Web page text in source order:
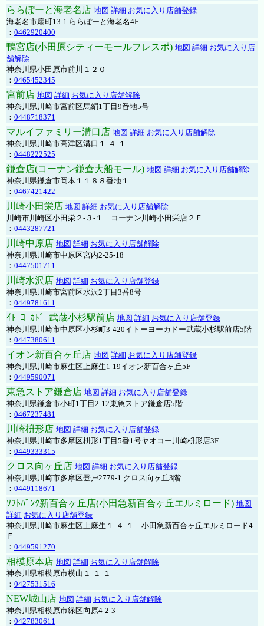
ららぽーと海老名店 地図 詳細 お気に入り店舗登録
海老名市扇町13-1 ららぽーと海老名4F
： 0462920400
鴨宮店(小田原シティーモールフレスポ) 地図 詳細 お気に入り店
舗解除
神奈川県小田原市前川１２０
： 0465452345
宮前店 地図 詳細 お気に入り店舗解除
神奈川県川崎市宮前区馬絹1丁目9番地5号
： 0448718371
マルイファミリー溝口店 地図 詳細 お気に入り店舗解除
神奈川県川崎市高津区溝口１-４-１
： 0448222525
鎌倉店(コーナン鎌倉大船モール) 地図 詳細 お気に入り店舗解除
神奈川県鎌倉市岡本１１８８番地１
： 0467421422
川崎小田栄店 地図 詳細 お気に入り店舗解除
川崎市川崎区小田栄２‐３‐１ コーナン川崎小田栄店２Ｆ
： 0443287721
川崎中原店 地図 詳細 お気に入り店舗解除
神奈川県川崎市中原区宮内2-25-18
： 0447501711
川崎水沢店 地図 詳細 お気に入り店舗登録
神奈川県川崎市宮前区水沢2丁目3番8号
： 0449781611
ｲﾄｰﾖｰｶﾄﾞｰ武蔵小杉駅前店 地図 詳細 お気に入り店舗登録
神奈川県川崎市中原区小杉町3-420イトーヨーカドー武蔵小杉駅前店5階
： 0447380611
イオン新百合ヶ丘店 地図 詳細 お気に入り店舗登録
神奈川県川崎市麻生区上麻生1-19イオン新百合ヶ丘5F
： 0449590071
東急ストア鎌倉店 地図 詳細 お気に入り店舗登録
神奈川県鎌倉市小町1丁目2-12東急ストア鎌倉店5階
： 0467237481
川崎枡形店 地図 詳細 お気に入り店舗登録
神奈川県川崎市多摩区枡形1丁目5番1号ヤオコー川崎枡形店3F
： 0449333315
クロス向ヶ丘店 地図 詳細 お気に入り店舗登録
神奈川県川崎市多摩区登戸2779-1 クロス向ヶ丘3階
： 0449118671
ｿﾌﾄﾊﾞﾝｸ新百合ヶ丘店(小田急新百合ヶ丘エルミロード) 地図
詳細 お気に入り店舗登録
神奈川県川崎市麻生区上麻生１-４-１ 小田急新百合ヶ丘エルミロード4
Ｆ
： 0449591270
相模原本店 地図 詳細 お気に入り店舗解除
神奈川県相模原市横山１-１-１
： 0427531516
NEW城山店 地図 詳細 お気に入り店舗解除
神奈川県相模原市緑区向原4-2-3
： 0427830611